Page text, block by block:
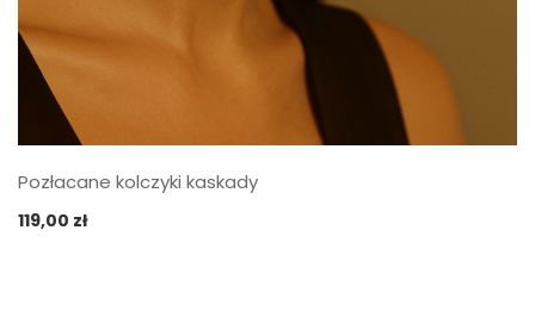
Pozłacane kolczyki kaskady
119,00 zł